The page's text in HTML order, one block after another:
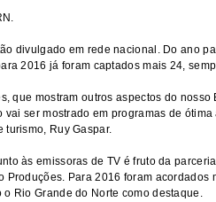
divulgado em rede nacional. Do ano
2016 já foram captados mais 24,
que mostram outros aspectos do
ser mostrado em programas de
turismo, Ruy Gaspar.
às emissoras de TV é fruto da
Produções. Para 2016 foram
Rio Grande do Norte como destaque.